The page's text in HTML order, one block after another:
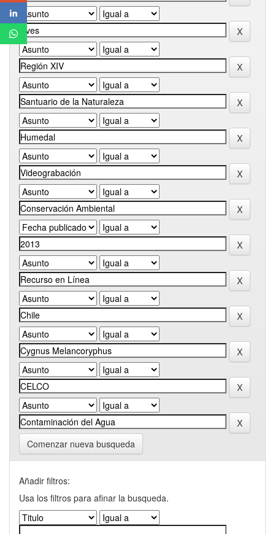
Comenzar nueva busqueda
Añadir filtros:
Usa los filtros para afinar la busqueda.